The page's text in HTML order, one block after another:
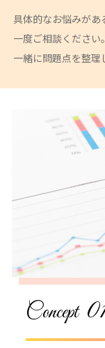
具体的なお悩みがあ
一度ご相談ください。
一緒に問題点を整理
Concept